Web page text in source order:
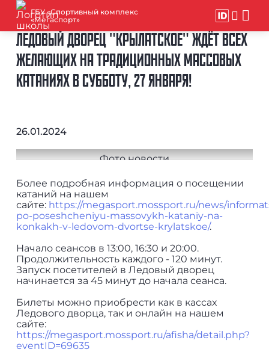
ГБУ «Спортивный комплекс
«Мегаспорт»
ЛЕДОВЫЙ ДВОРЕЦ "КРЫЛАТСКОЕ" ЖДЁТ ВСЕХ
ЖЕЛАЮЩИХ НА ТРАДИЦИОННЫХ МАССОВЫХ
КАТАНИЯХ В СУББОТУ, 27 ЯНВАРЯ!
26.01.2024
Более подробная информация о посещении
катаний на нашем
сайте: https://megasport.mossport.ru/news/
po-poseshcheniyu-massovykh-kataniy-na-
konkakh-v-ledovom-dvortse-krylatskoe/.
Начало сеансов в 13:00, 16:30 и 20:00.
Продолжительность каждого - 120 минут.
Запуск посетителей в Ледовый дворец
начинается за 45 минут до начала сеанса.
Билеты можно приобрести как в кассах
Ледового дворца, так и онлайн на нашем
сайте:
https://megasport.mossport.ru/afisha/detail.php?
eventID=69635